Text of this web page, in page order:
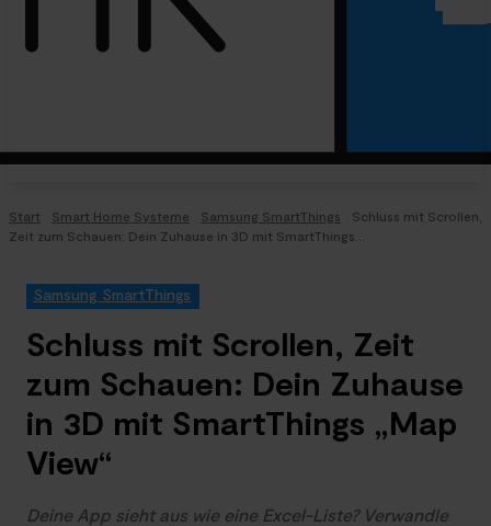
Start Smart Home Systeme Samsung SmartThings
Schluss mit Scrollen,
Zeit zum Schauen: Dein Zuhause in 3D mit SmartThings...
Samsung SmartThings
Schluss mit Scrollen, Zeit
zum Schauen: Dein Zuhause
in 3D mit SmartThings „Map
View“
Deine App sieht aus wie eine Excel-Liste? Verwandle